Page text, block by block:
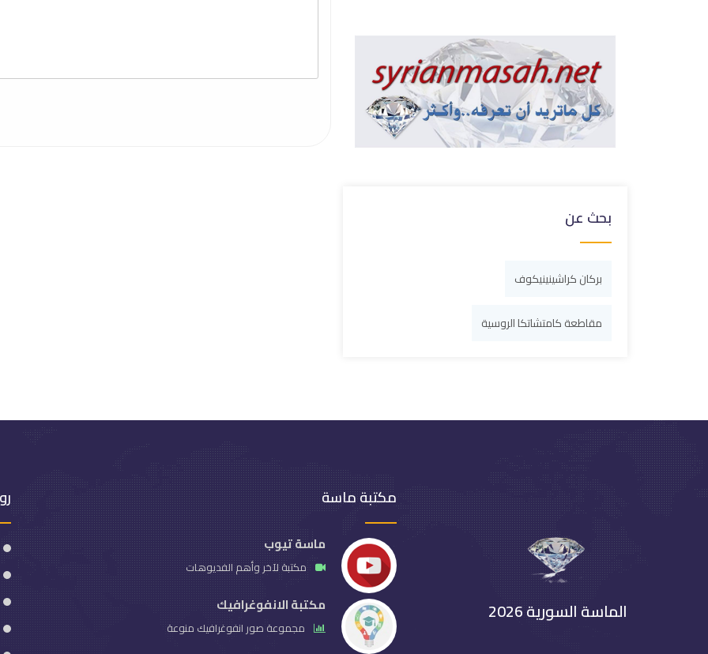
بحث عن
بركان كراشينينيكوف
مقاطعة كامتشاتكا الروسية
الماسة السورية 2026
مكتبة ماسة
ماسة تيوب
مكتبة لآخر وأهم الفديوهات
مكتبة الانفوغرافيك
مجموعة صور انفوغرافيك منوعة